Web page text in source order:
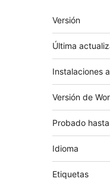
Meta
Versión
Última
Instalaciones
Versión de
Probado hasta
Idioma
Etiquetas